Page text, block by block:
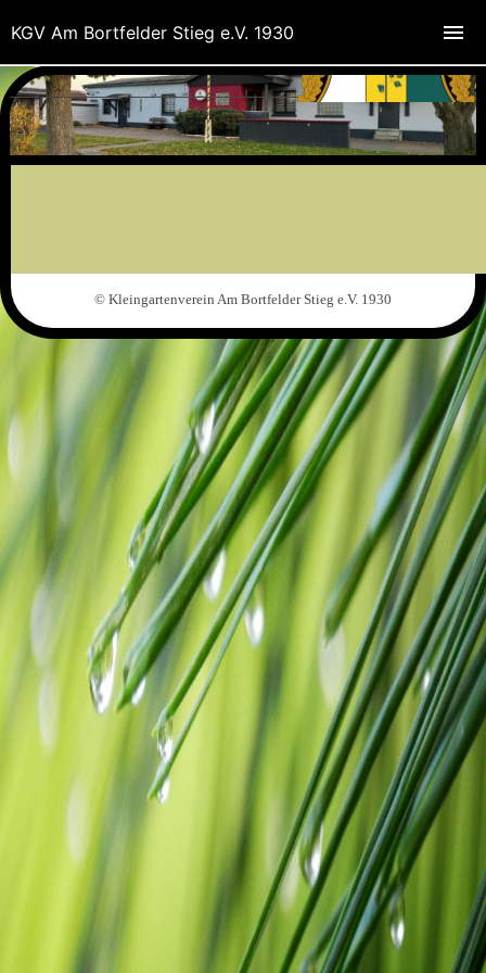
© Kleingartenverein Am Bortfelder Stieg e.V. 1930
KGV Am Bortfelder Stieg e.V. 1930